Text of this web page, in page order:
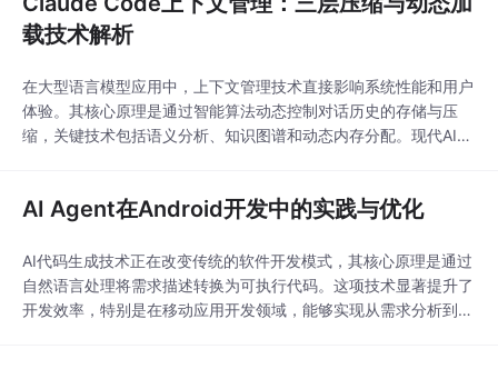
载技术解析
在大型语言模型应用中，上下文管理技术直接影响系统性能和用户
体验。其核心原理是通过智能算法动态控制对话历史的存储与压
缩，关键技术包括语义分析、知识图谱和动态内存分配。现代AI系
层压缩机制，通过Skill系统实现模块化知识加载，特别适用于代码
AI Agent在Android开发中的实践与优化
AI代码生成技术正在改变传统的软件开发模式，其核心原理是通过
自然语言处理将需求描述转换为可执行代码。这项技术显著提升了
开发效率，特别是在移动应用开发领域，能够实现从需求分析到界